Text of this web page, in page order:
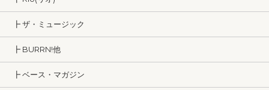
┣ ザ・ミュージック
┣ BURRN!他
┣ ベース・マガジン